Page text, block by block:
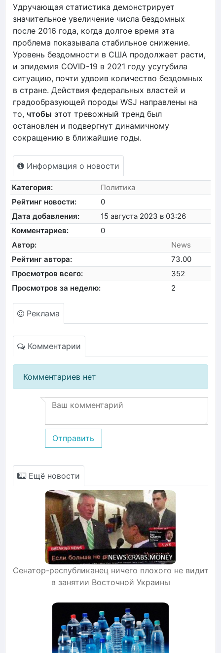
Удручающая статистика демонстрирует
значительное увеличение числа бездомных
после 2016 года, когда долгое время эта
проблема показывала стабильное снижение.
Уровень бездомности в США продолжает расти,
и эпидемия COVID-19 в 2021 году усугубила
ситуацию, почти удвоив количество бездомных
в стране. Действия федеральных властей и
градообразующей породы WSJ направлены на
то, чтобы этот тревожный тренд был
остановлен и подвергнут динамичному
сокращению в ближайшие годы.
Информация о новости
Категория:
Политика
Рейтинг новости:
0
Дата добавления:
15 августа 2023 в 03:26
Комментариев:
0
Автор:
News
Рейтинг автора:
73.00
Просмотров всего:
352
Просмотров за неделю:
2
Реклама
Комментарии
Комментариев нет
Отправить
Ещё новости
Сенатор-республиканец ничего плохого не видит
в занятии Восточной Украины